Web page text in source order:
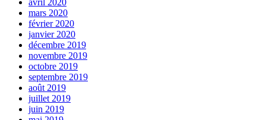
mars 2020
février 2020
janvier 2020
décembre 2019
novembre 2019
octobre 2019
septembre 2019
août 2019
juillet 2019
juin 2019